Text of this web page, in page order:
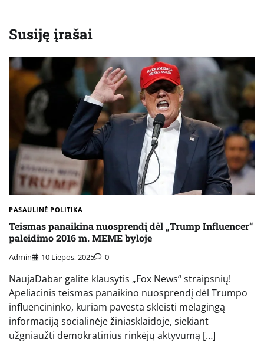
Susiję įrašai
PASAULINĖ POLITIKA
Teismas panaikina nuosprendį dėl „Trump Influencer“
paleidimo 2016 m. MEME byloje
Admin 10 Liepos, 2025 0
NaujaDabar galite klausytis „Fox News“ straipsnių!
Apeliacinis teismas panaikino nuosprendį dėl Trumpo
influencininko, kuriam pavesta skleisti melagingą
informaciją socialinėje žiniasklaidoje, siekiant
užgniaužti demokratinius rinkėjų aktyvumą […]